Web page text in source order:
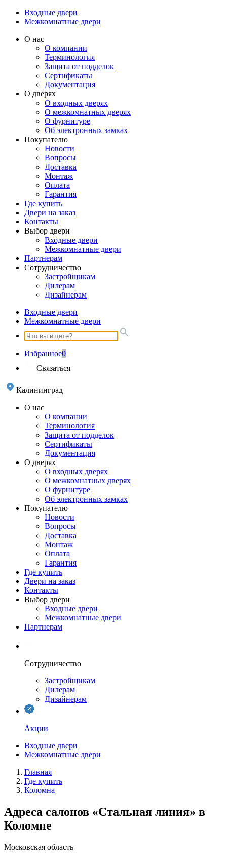
Входные двери
Межкомнатные двери
О нас
О компании
Терминология
Защита от подделок
Сертификаты
Документация
О дверях
О входных дверях
О межкомнатных дверях
О фурнитуре
Об электронных замках
Покупателю
Новости
Вопросы
Доставка
Монтаж
Оплата
Гарантия
Где купить
Двери на заказ
Контакты
Выбор двери
Входные двери
Межкомнатные двери
Партнерам
Сотрудничество
Застройщикам
Дилерам
Дизайнерам
Входные двери
Межкомнатные двери
Избранное0
Связаться
Калининград
О нас
О компании
Терминология
Защита от подделок
Сертификаты
Документация
О дверях
О входных дверях
О межкомнатных дверях
О фурнитуре
Об электронных замках
Покупателю
Новости
Вопросы
Доставка
Монтаж
Оплата
Гарантия
Где купить
Двери на заказ
Контакты
Выбор двери
Входные двери
Межкомнатные двери
Партнерам
Сотрудничество
Застройщикам
Дилерам
Дизайнерам
Акции
Входные двери
Межкомнатные двери
Главная
Где купить
Коломна
Адреса салонов «Стальная линия» в
Коломне
Московская область